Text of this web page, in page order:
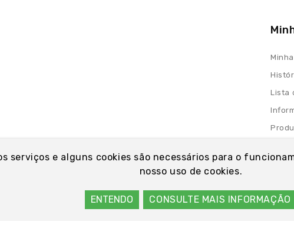
serviços e alguns cookies são necessários para o
nosso uso de cookies.
ENTENDO CONSULTE MAIS INFORMAÇÃO
Lista